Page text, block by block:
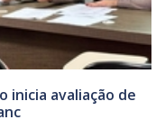
inicia avaliação de